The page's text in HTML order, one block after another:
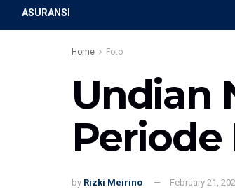
ASURANSI
Home Foto
Undian
Periode
by Rizki Meirino February 21,